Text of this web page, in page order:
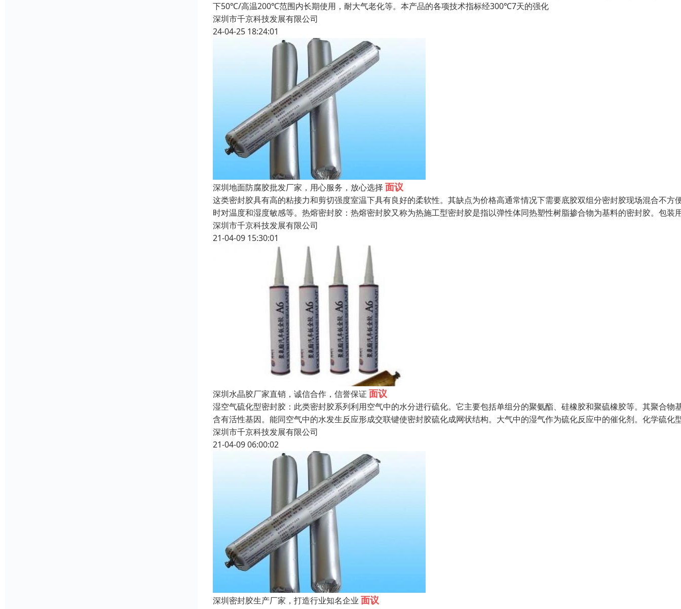
下50℃/高温200℃范围内长期使用，耐大气老化等。本产品的各项技术指标经300℃7天的强化
深圳市千京科技发展有限公司
24-04-25 18:24:01
深圳地面防腐胶批发厂家，用心服务，放心选择 面议
这类密封胶具有高的粘接力和剪切强度室温下具有良好的柔软性。其缺点为价格高通常情况下需要底胶双组分密封胶现场混合不方
时对温度和湿度敏感等。热熔密封胶：热熔密封胶又称为热施工型密封胶是指以弹性体同热塑性树脂掺合物为基料的密封胶。包装
深圳市千京科技发展有限公司
21-04-09 15:30:01
深圳水晶胶厂家直销，诚信合作，信誉保证 面议
湿空气硫化型密封胶：此类密封胶系列利用空气中的水分进行硫化。它主要包括单组分的聚氨酯、硅橡胶和聚硫橡胶等。其聚合物
含有活性基因。能同空气中的水发生反应形成交联键使密封胶硫化成网状结构。大气中的湿气作为硫化反应中的催化剂。化学硫化
深圳市千京科技发展有限公司
21-04-09 06:00:02
深圳密封胶生产厂家，打造行业知名企业 面议